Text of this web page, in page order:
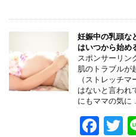
c
e
b
o
o
k
tt
妊娠中の乳頭な
はいつから始め
スポンサーリン
肌のトラブルが
（ストレッチ
はないと言われ
にもママの気に
F
T